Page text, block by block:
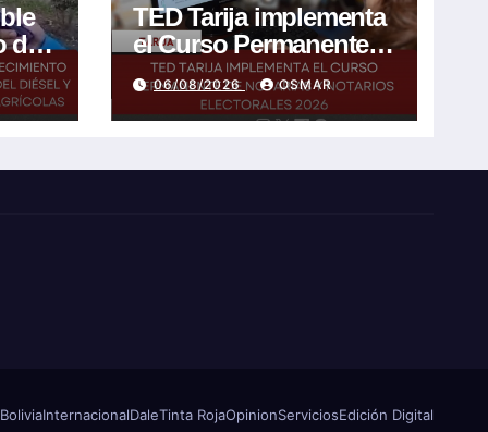
de
y
TED Tarija implementa
el Curso Permanente
de Notarias y Notarios
Electorales 2026
06/08/2026 OSMAR
BoliviaInternacionalDaleTinta RojaOpinionServiciosEdición Digital